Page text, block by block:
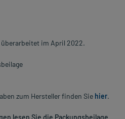
überarbeitet im April 2022.
zum Hersteller finden Sie hier.
lesen Sie die Packungsbeilage